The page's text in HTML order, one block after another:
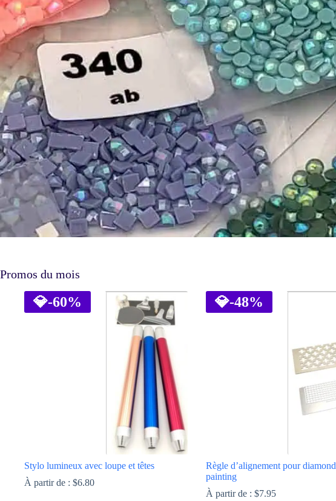
Promos du mois
💎-60%
Stylo lumineux avec loupe et têtes
À partir de : $6.80
💎-48%
Règle d’alignement pour diamond
painting
À partir de : $7.95